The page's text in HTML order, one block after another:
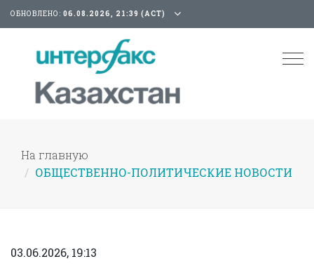
ОБНОВЛЕНО: 06.08.2026, 21:39 (АСТ)
На главную
ОБЩЕСТВЕННО-ПОЛИТИЧЕСКИЕ НОВОСТИ
03.06.2026, 19:13